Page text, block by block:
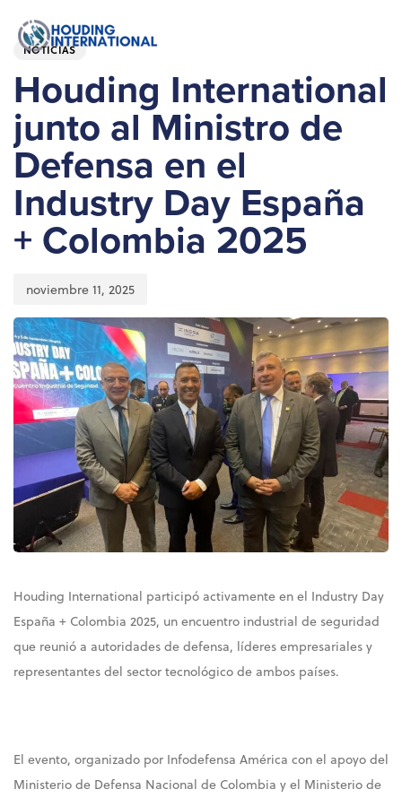
links
primary
navigation
Skip
content
NOTICIAS
Houding International
junto al Ministro de
Defensa en el
Industry Day España
+ Colombia 2025
noviembre 11, 2025
Houding International participó activamente en el Industry Day
España + Colombia 2025, un encuentro industrial de seguridad
que reunió a autoridades de defensa, líderes empresariales y
representantes del sector tecnológico de ambos países.
El evento, organizado por Infodefensa América con el apoyo del
Ministerio de Defensa Nacional de Colombia y el Ministerio de